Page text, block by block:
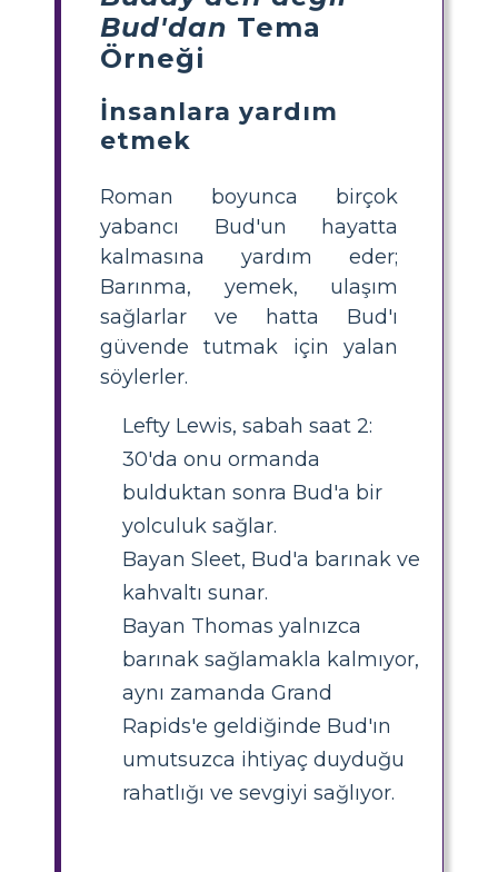
Bud'dan Tema
Örneği
İnsanlara yardım
etmek
Roman boyunca birçok
yabancı Bud'un hayatta
kalmasına yardım eder;
Barınma, yemek, ulaşım
sağlarlar ve hatta Bud'ı
güvende tutmak için yalan
söylerler.
Lefty Lewis, sabah saat 2:
30'da onu ormanda
bulduktan sonra Bud'a bir
yolculuk sağlar.
Bayan Sleet, Bud'a barınak ve
kahvaltı sunar.
Bayan Thomas yalnızca
barınak sağlamakla kalmıyor,
aynı zamanda Grand
Rapids'e geldiğinde Bud'ın
umutsuzca ihtiyaç duyduğu
rahatlığı ve sevgiyi sağlıyor.